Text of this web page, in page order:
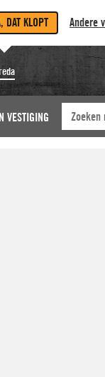
DAT KLOPT Andere
VESTIGING